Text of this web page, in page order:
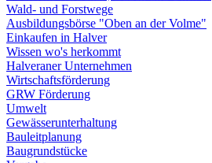
Wald- und Forstwege
Ausbildungsbörse "Oben an der Volme"
Einkaufen in Halver
Wissen wo's herkommt
Halveraner Unternehmen
Wirtschaftsförderung
GRW Förderung
Umwelt
Gewässerunterhaltung
Bauleitplanung
Baugrundstücke